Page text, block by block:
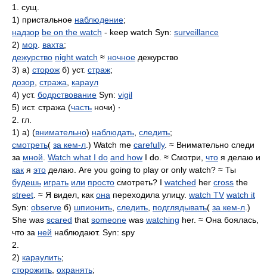
1. сущ.
1) пристальное наблюдение;
надзор be on the watch - keep watch Syn: surveillance
2) мор вахта;
дежурство night watch ≈ ночное дежурство
3) а) сторож б) уст. страж;
дозор стража
караул
4) уст. бодрствование Syn: vigil
5) ист. стража (часть ночи) ∙
2. гл.
1) а) (внимательно) наблюдать следить;
смотреть( за кем-л .) Watch me carefully. ≈ Внимательно следи
за мной Watch what I do and how I do. ≈ Смотри, что я делаю и
как я это делаю. Are you going to play or only watch? ≈ Ты
будешь играть или просто смотреть? I watched her cross the
street . ≈ Я видел, как она переходила улицу. watch TV watch it
Syn: observe б) шпионить следить подглядывать( за кем-л .)
She was scared that someone was watching her. ≈ Она боялась,
что за ней наблюдают. Syn: spy
2.
2) караулить;
сторожить охранять;